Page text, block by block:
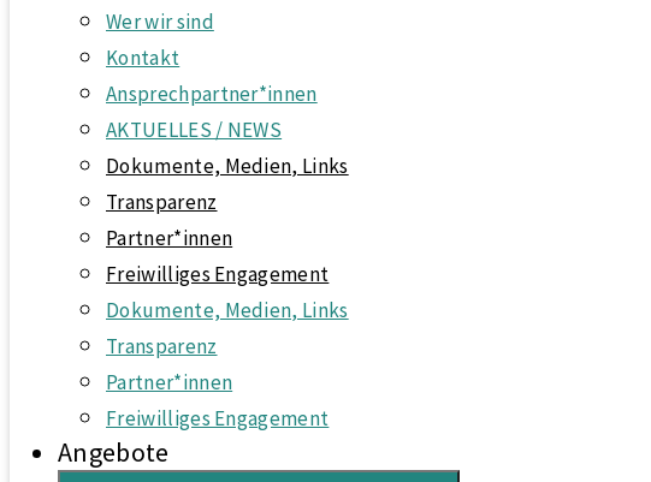
Wer wir sind
Kontakt
Ansprech­partner*innen
AKTUELLES / NEWS
Dokumente, Medien, Links
Transparenz
Partner*innen
Freiwilliges Engagement
Dokumente, Medien, Links
Transparenz
Partner*innen
Freiwilliges Engagement
Angebote